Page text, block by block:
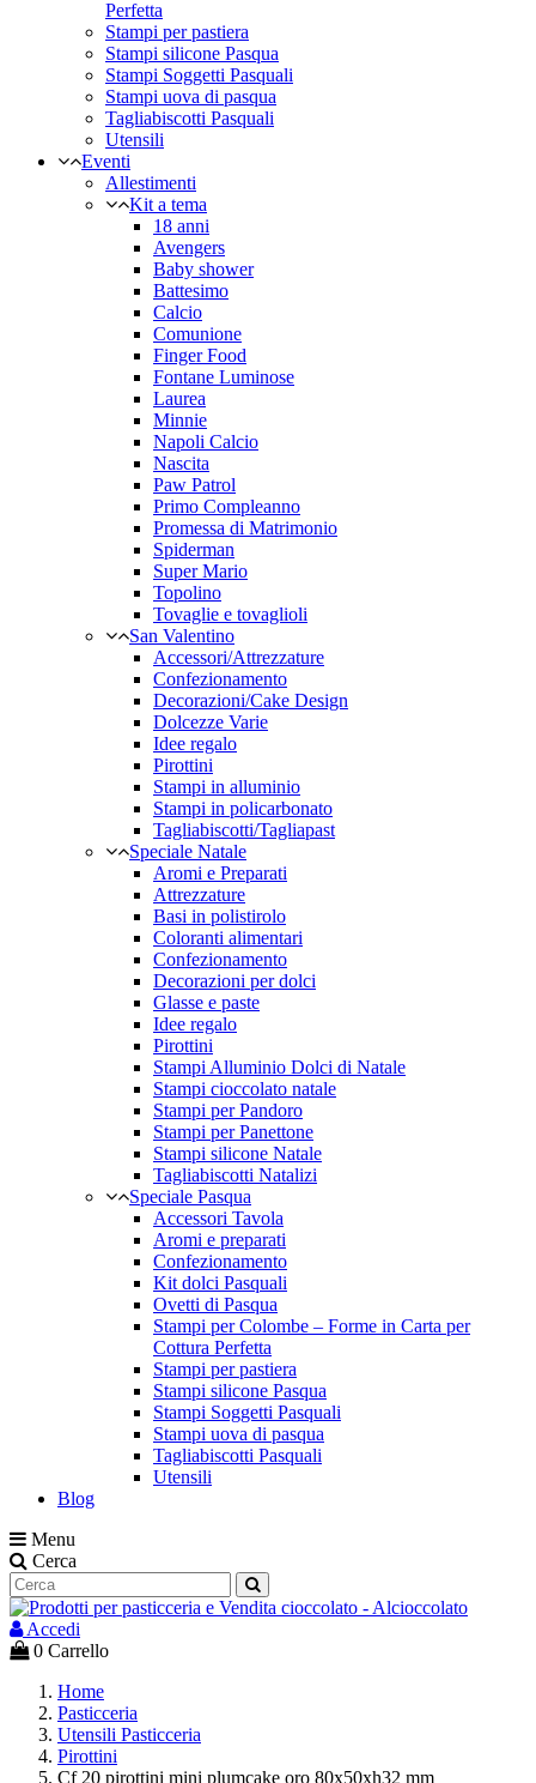
Perfetta
Stampi per pastiera
Stampi silicone Pasqua
Stampi Soggetti Pasquali
Stampi uova di pasqua
Tagliabiscotti Pasquali
Utensili
Eventi
Allestimenti
Kit a tema
18 anni
Avengers
Baby shower
Battesimo
Calcio
Comunione
Finger Food
Fontane Luminose
Laurea
Minnie
Napoli Calcio
Nascita
Paw Patrol
Primo Compleanno
Promessa di Matrimonio
Spiderman
Super Mario
Topolino
Tovaglie e tovaglioli
San Valentino
Accessori/Attrezzature
Confezionamento
Decorazioni/Cake Design
Dolcezze Varie
Idee regalo
Pirottini
Stampi in alluminio
Stampi in policarbonato
Tagliabiscotti/Tagliapast
Speciale Natale
Aromi e Preparati
Attrezzature
Basi in polistirolo
Coloranti alimentari
Confezionamento
Decorazioni per dolci
Glasse e paste
Idee regalo
Pirottini
Stampi Alluminio Dolci di Natale
Stampi cioccolato natale
Stampi per Pandoro
Stampi per Panettone
Stampi silicone Natale
Tagliabiscotti Natalizi
Speciale Pasqua
Accessori Tavola
Aromi e preparati
Confezionamento
Kit dolci Pasquali
Ovetti di Pasqua
Stampi per Colombe – Forme in Carta per
Cottura Perfetta
Stampi per pastiera
Stampi silicone Pasqua
Stampi Soggetti Pasquali
Stampi uova di pasqua
Tagliabiscotti Pasquali
Utensili
Blog
Menu
Cerca
Accedi
0 Carrello
Home
Pasticceria
Utensili Pasticceria
Pirottini
Cf 20 pirottini mini plumcake oro 80x50xh32 mm